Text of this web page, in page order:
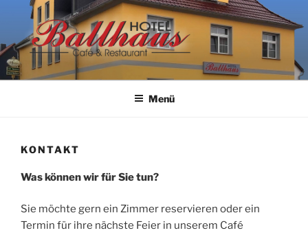
springen
HOTEL BALLHAUS
Menü
KONTAKT
Was können wir für Sie tun?
Sie möchte gern ein Zimmer reservieren oder ein
Termin für ihre nächste Feier in unserem Café